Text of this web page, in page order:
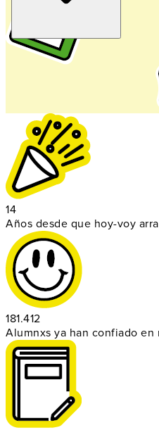
14
Años desde que hoy-voy
181.412
Alumnxs ya han confiado en